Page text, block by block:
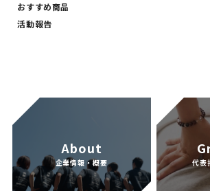
おすすめ商品
活動報告
About
企業情報・概要 代表